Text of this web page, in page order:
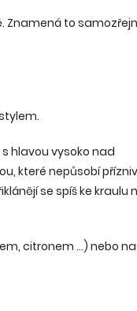
Znamená to
hlavou vysoko nad
které nepůsobí
se spíš ke kraulu
citronem …) nebo